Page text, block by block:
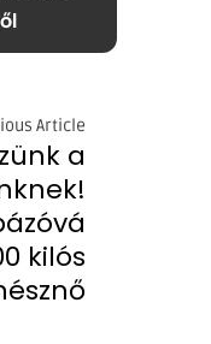
Article
a
kilós